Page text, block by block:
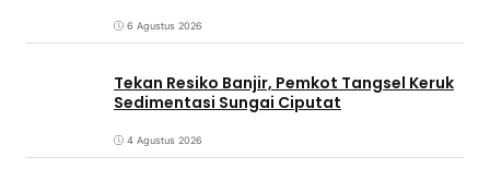
6 Agustus 2026
Tekan Resiko Banjir, Pemkot Tangsel Keruk
Sedimentasi Sungai Ciputat
4 Agustus 2026